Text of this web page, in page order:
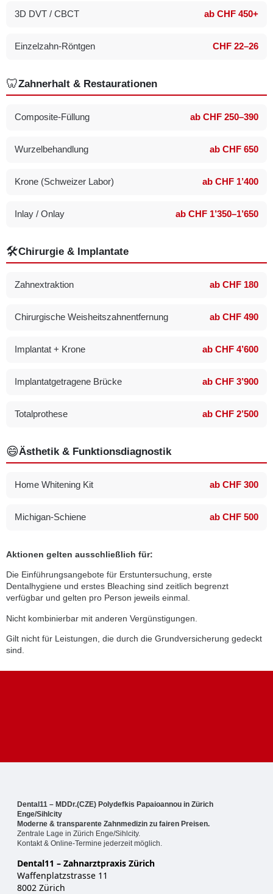
3D DVT / CBCT ab CHF 450+
Einzelzahn-Röntgen CHF 22–26
🦷Zahnerhalt & Restaurationen
Composite-Füllung ab CHF 250–390
Wurzelbehandlung ab CHF 650
Krone (Schweizer Labor) ab CHF 1’400
Inlay / Onlay ab CHF 1’350–1’650
🛠️Chirurgie & Implantate
Zahnextraktion ab CHF 180
Chirurgische Weisheitszahnentfernung ab CHF 490
Implantat + Krone ab CHF 4’600
Implantatgetragene Brücke ab CHF 3’900
Totalprothese ab CHF 2’500
😄Ästhetik & Funktionsdiagnostik
Home Whitening Kit ab CHF 300
Michigan-Schiene ab CHF 500
Aktionen gelten ausschließlich für:
Die Einführungsangebote für Erstuntersuchung, erste
Dentalhygiene und erstes Bleaching sind zeitlich begrenzt
verfügbar und gelten pro Person jeweils einmal.
Nicht kombinierbar mit anderen Vergünstigungen.
Gilt nicht für Leistungen, die durch die Grundversicherung gedeckt
sind.
Dental11 – MDDr.(CZE) Polydefkis Papaioannou in Zürich
Enge/Sihlcity
Moderne & transparente Zahnmedizin zu fairen Preisen.
Zentrale Lage in Zürich Enge/Sihlcity.
Kontakt & Online-Termine jederzeit möglich.
Dental11 – Zahnarztpraxis Zürich
Waffenplatzstrasse 11
8002 Zürich